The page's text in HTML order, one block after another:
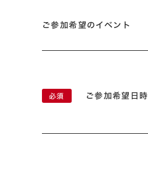
ご参加希望のイベント
ご参加希望日時